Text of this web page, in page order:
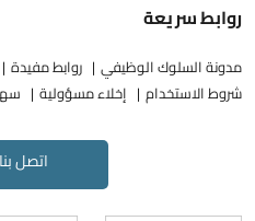
روابط سريعة
مدونة السلوك الوظيفي روابط مفيدة
شروط الاستخدام
إخلاء مسؤولية
اتصل بنا